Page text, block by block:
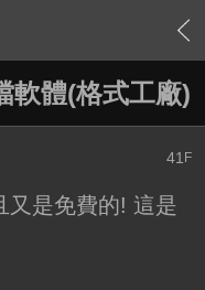
› 內容
軟體(格式工廠)
41 F
又是免費的! 這是